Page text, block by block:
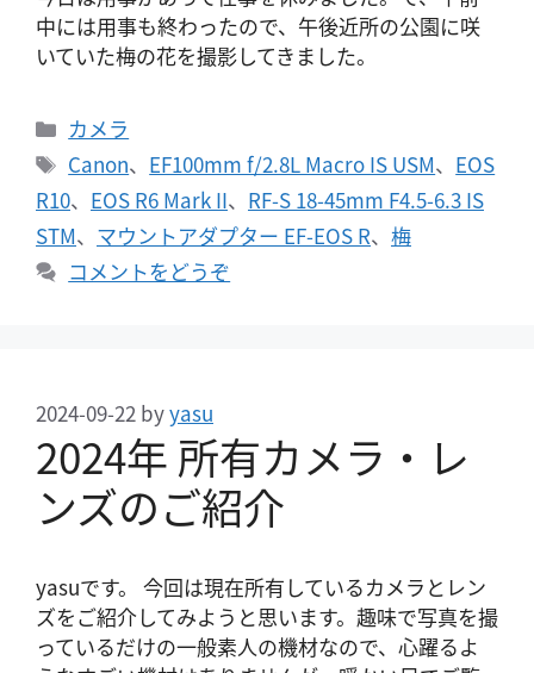
中には用事も終わったので、午後近所の公園に咲
いていた梅の花を撮影してきました。
カ
テ
ゴ
リ
ー
カメラ
タ
グ
Canon、 EF100mm f/2.8L Macro IS USM、 EOS
R10、 EOS R6 Mark II、 RF-S 18-45mm F4.5-6.3 IS
STM、 マウントアダプター EF-EOS R、 梅
コメントをどうぞ
2024年 所有カメラ・レ
ンズのご紹介
2024-09-22 byyasu
yasuです。 今回は現在所有しているカメラとレン
ズをご紹介してみようと思います。趣味で写真を撮
っているだけの一般素人の機材なので、心躍るよ